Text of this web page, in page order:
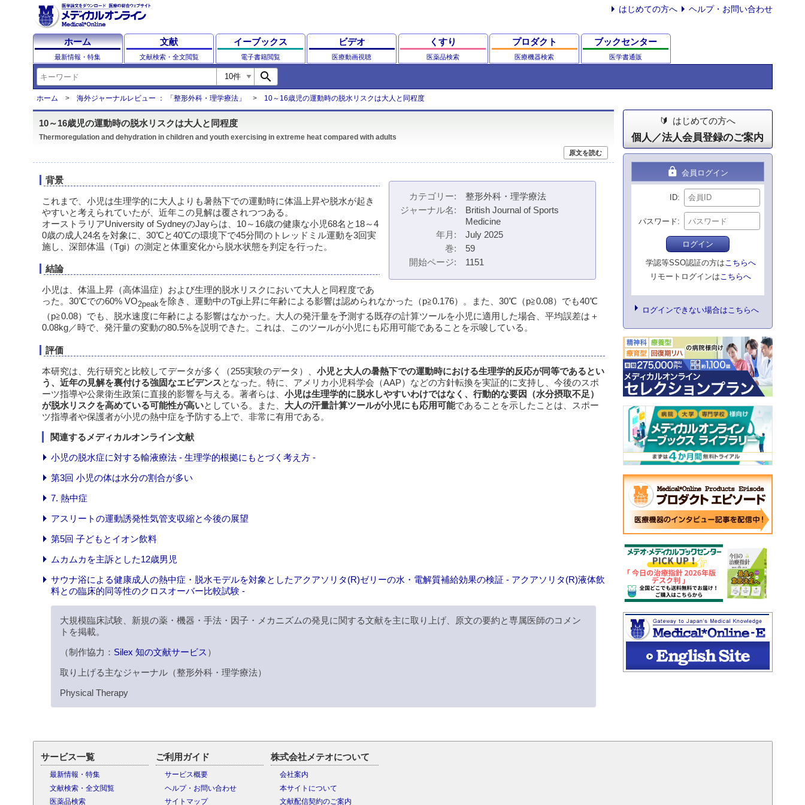
はじめての方へ ヘルプ・お問い合わせ
ホーム
最新情報・特集
文献
文献検索・全文閲覧
イーブックス
電子書籍閲覧
ビデオ
医療動画視聴
くすり
医薬品検索
プロダクト
医療機器検索
ブックセンター
医学書通販
search
ホーム 海外ジャーナルレビュー ： 「整形外科・理学療法」 10～16歳児の運動時の脱水リスクは大人と同程度
10～16歳児の運動時の脱水リスクは大人と同程度
Thermoregulation and dehydration in children and youth exercising in extreme heat compared with adults
原文を読む
カテゴリー
整形外科・理学療法
ジャーナル名
British Journal of Sports
Medicine
年月
July 2025
巻
59
開始ページ
1151
背景
これまで、小児は生理学的に大人よりも暑熱下での運動時に体温上昇や脱水が起き
やすいと考えられていたが、近年この見解は覆されつつある。
オーストラリアUniversity of SydneyのJayらは、10～16歳の健康な小児68名と18～4
0歳の成人24名を対象に、30℃と40℃の環境下で45分間のトレッドミル運動を3回実
施し、深部体温（Tgi）の測定と体重変化から脱水状態を判定を行った。
結論
小児は、体温上昇（高体温症）および生理的脱水リスクにおいて大人と同程度であ
った。30℃での60% VO2peakを除き、運動中のTgi上昇に年齢による影響は認められなかった（p≧0.176）。また、30℃（p≧0.08）でも40℃
（p≧0.08）でも、脱水速度に年齢による影響はなかった。大人の発汗量を予測する既存の計算ツールを小児に適用した場合、平均誤差は＋
0.08kg／時で、発汗量の変動の80.5%を説明できた。これは、このツールが小児にも応用可能であることを示唆している。
評価
本研究は、先行研究と比較してデータが多く（255実験のデータ）、 小児と大人の暑熱下での運動時における生理学的反応が同等であるとい
う、近年の見解を裏付ける強固なエビデンスとなった。特に、アメリカ小児科学会（AAP）などの方針転換を実証的に支持し、今後のスポ
ーツ指導や公衆衛生政策に直接的影響を与える。著者らは、 小児は生理学的に脱水しやすいわけではなく、行動的な要因（水分摂取不足）
が脱水リスクを高めている可能性が高いとしている。また、 大人の汗量計算ツールが小児にも応用可能であることを示したことは、スポー
ツ指導者や保護者が小児の熱中症を予防する上で、非常に有用である。
関連するメディカルオンライン文献
小児の脱水症に対する輸液療法 - 生理学的根拠にもとづく考え方 -
第3回 小児の体は水分の割合が多い
7. 熱中症
アスリートの運動誘発性気管支収縮と今後の展望
第5回 子どもとイオン飲料
ムカムカを主訴とした12歳男児
サウナ浴による健康成人の熱中症・脱水モデルを対象としたアクアソリタ(R)ゼリーの水・電解質補給効果の検証 - アクアソリタ(R)液体飲
料との臨床的同等性のクロスオーバー比較試験 -
大規模臨床試験、新規の薬・機器・手法・因子・メカニズムの発見に関する文献を主に取り上げ、原文の要約と専属医師のコメン
トを掲載。
（制作協力： Silex 知の文献サービス ）
取り上げる主なジャーナル（整形外科・理学療法）
Physical Therapy
はじめての方へ
個人／法人会員登録のご案内
lock 会員ログイン
ID
パスワード
ログイン
学認等SSO認証の方はこちらへ
リモートログインはこちらへ
ログインできない場合はこちらへ
サービス一覧
最新情報・特集
文献検索・全文閲覧
医薬品検索
ご利用ガイド
サービス概要
ヘルプ・お問い合わせ
サイトマップ
株式会社メテオについて
会社案内
本サイトについて
文献配信契約のご案内